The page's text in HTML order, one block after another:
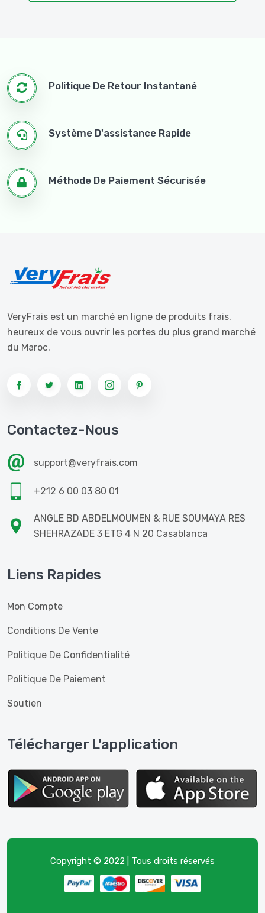
Politique De Retour Instantané
Système D'assistance Rapide
Méthode De Paiement Sécurisée
VeryFrais est un marché en ligne de produits frais,
heureux de vous ouvrir les portes du plus grand marché
du Maroc.
Contactez-Nous
support@veryfrais.com
+212 6 00 03 80 01
ANGLE BD ABDELMOUMEN & RUE SOUMAYA RES
SHEHRAZADE 3 ETG 4 N 20 Casablanca
Liens Rapides
Mon Compte
Conditions De Vente
Politique De Confidentialité
Politique De Paiement
Soutien
Télécharger L'application
Copyright © 2022 | Tous droits réservés